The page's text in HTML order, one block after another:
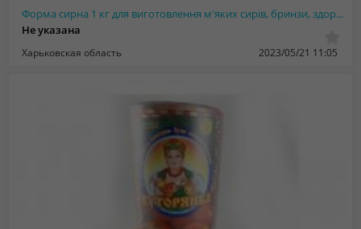
Форма сирна 1 кг для виготовлення м'яких сирів, бринзи, здоров'я, адигейського т...
Не указана
Харьковская область 2023/05/21 11:05